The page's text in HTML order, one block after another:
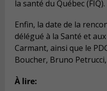
la santé du Québec (FIQ).
Enfin, la date de la
délégué à la Santé et
Carmant, ainsi que le
Boucher, Bruno
À lire: